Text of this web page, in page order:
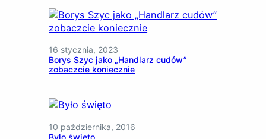
16 stycznia, 2023
Borys Szyc jako „Handlarz cudów”
zobaczcie koniecznie
10 października, 2016
Było święto